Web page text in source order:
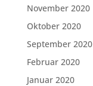
November 2020
Oktober 2020
September 2020
Februar 2020
Januar 2020